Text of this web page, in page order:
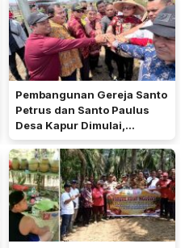
Pembangunan Gereja Santo
Petrus dan Santo Paulus
Desa Kapur Dimulai,
Pemkab Kubu Raya Siapkan
Akses Jalan